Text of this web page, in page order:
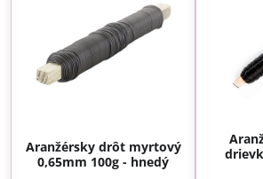
Aranžérsky drôt myrtový
0,65mm 100g - hnedý